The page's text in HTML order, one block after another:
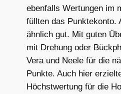
ebenfalls Wertungen im
füllten das Punktekonto.
ähnlich gut. Mit guten
mit Drehung oder
Vera und Neele für die
Punkte. Auch hier
Höchstwertung für die